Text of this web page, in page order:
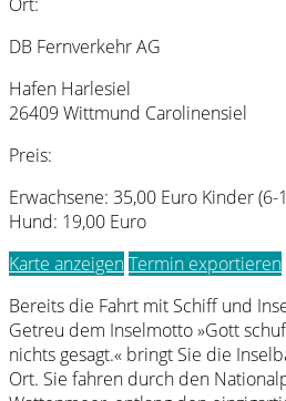
DB Fernverkehr AG
Hafen Harlesiel
26409 Wittmund Carolinensiel
Preis:
Erwachsene: 35,00 Euro Kinder (6-
Hund: 19,00 Euro
Karte anzeigenTermin exportieren
Bereits die Fahrt mit Schiff und
Getreu dem Inselmotto »Gott
nichts gesagt.« bringt Sie die
Ort. Sie fahren durch den